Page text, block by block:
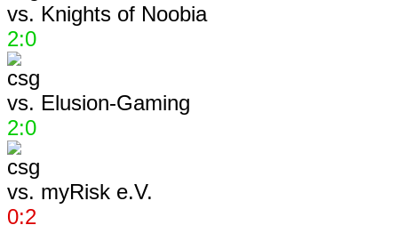
vs. Knights of Noobia
2:0
vs. Elusion-Gaming
2:0
vs. myRisk e.V.
0:2